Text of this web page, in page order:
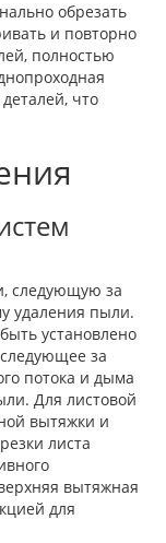
обрезать
и повторно
полностью
что
следующую за
удаления пыли.
установлено
за
потока и дыма
Для листовой
вытяжки и
листа
вытяжная
для